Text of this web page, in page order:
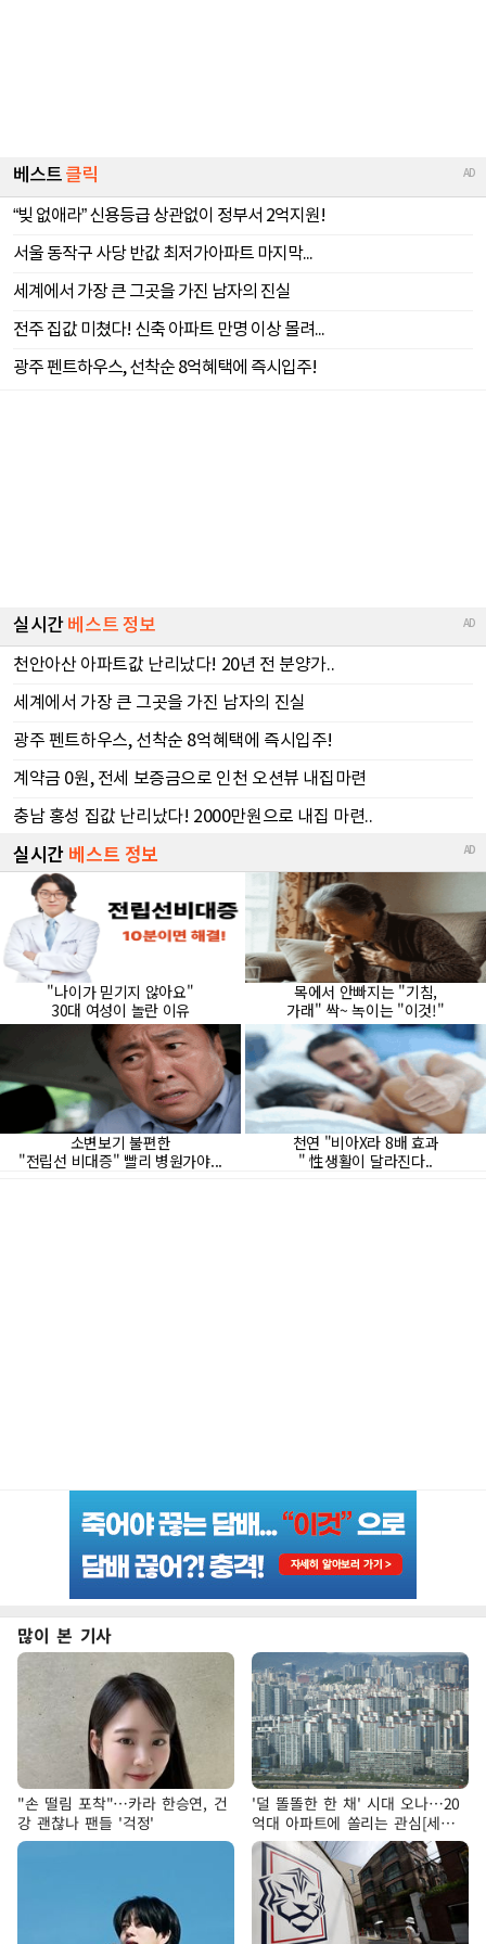
많이 본 기사
"손 떨림 포착"…카라 한승연, 건
강 괜찮나 팬들 '걱정'
'덜 똘똘한 한 채' 시대 오나…20
억대 아파트에 쏠리는 관심[세제
개편, 그 이후②]